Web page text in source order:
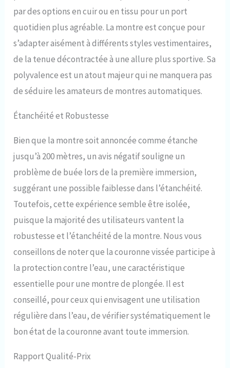
par des options en cuir ou en tissu pour un port
quotidien plus agréable. La montre est conçue pour
s’adapter aisément à différents styles vestimentaires,
de la tenue décontractée à une allure plus sportive. Sa
polyvalence est un atout majeur qui ne manquera pas
de séduire les amateurs de montres automatiques.
Étanchéité et Robustesse
Bien que la montre soit annoncée comme étanche
jusqu’à 200 mètres, un avis négatif souligne un
problème de buée lors de la première immersion,
suggérant une possible faiblesse dans l’étanchéité.
Toutefois, cette expérience semble être isolée,
puisque la majorité des utilisateurs vantent la
robustesse et l’étanchéité de la montre. Nous vous
conseillons de noter que la couronne vissée participe à
la protection contre l’eau, une caractéristique
essentielle pour une montre de plongée. Il est
conseillé, pour ceux qui envisagent une utilisation
régulière dans l’eau, de vérifier systématiquement le
bon état de la couronne avant toute immersion.
Rapport Qualité-Prix